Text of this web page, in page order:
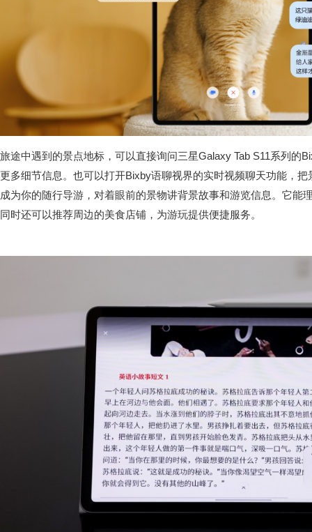
旅途中遇到的景点地标，可以直接询问三星Galaxy Tab S11系列的
更多细节信息。也可以打开Bixby语聊视界的实时视频聊天功能，
成为你的随行导游，对着眼前的景物讲背景故事和游览信息。它能
同时还可以推荐周边的美食店铺，为游玩提供便捷服务。